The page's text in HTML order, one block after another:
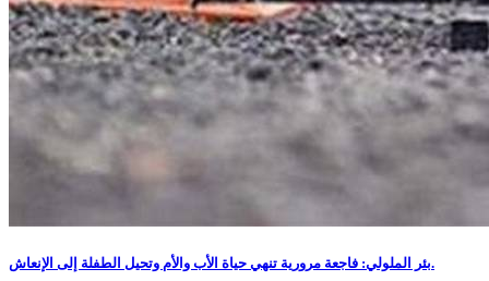
بئر الملولي: فاجعة مرورية تنهي حياة الأب والأم وتحيل الطفلة إلى الإنعاش.